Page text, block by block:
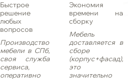
Быстрое
решение
любых
вопросов
Производство
мебели в СПб,
своя служба
сервиса,
оперативно
Экономия
времени на
сборку
Мебель
доставляется в
сборе
(корпус+фасад),
это
значительно